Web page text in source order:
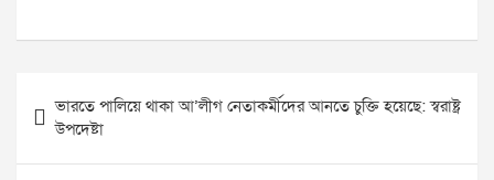
navigation
ভারতে পালিয়ে থাকা আ’লীগ নেতাকর্মীদের আনতে চুক্তি হয়েছে: স্বরাষ্ট্র
উপদেষ্টা